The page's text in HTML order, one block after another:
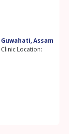
Guwahati, Assam
Clinic Location: